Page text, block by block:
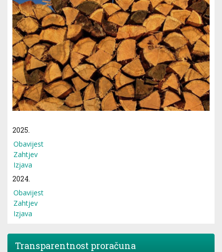
2025.
Obavijest
Zahtjev
Izjava
2024.
Obavijest
Zahtjev
Izjava
Transparentnost proračuna